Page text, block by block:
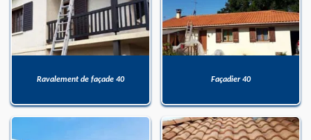
Ravalement de façade 40 Façadier 40